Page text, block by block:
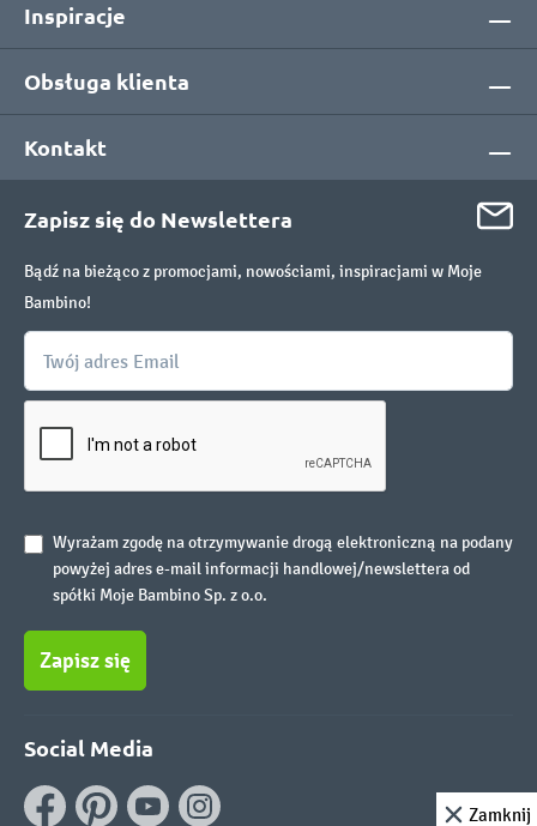
Inspiracje
Obsługa klienta
Kontakt
Zapisz się do Newslettera
Bądź na bieżąco z promocjami, nowościami, inspiracjami w Moje
Bambino!
Wyrażam zgodę na otrzymywanie drogą elektroniczną na podany
powyżej adres e-mail informacji handlowej/newslettera od
spółki Moje Bambino Sp. z o.o.
Zapisz się
Social Media
Zamknij